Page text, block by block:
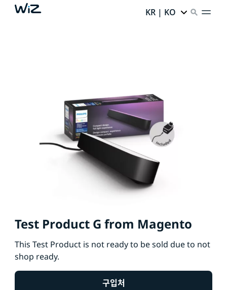
KR | KO
Test Product G from Magento
This Test Product is not ready to be sold due to not
shop ready.
구입처